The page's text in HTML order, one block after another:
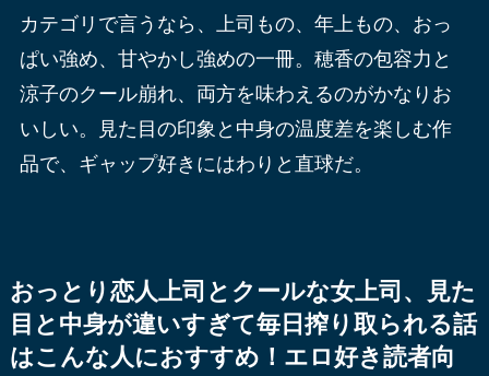
カテゴリで言うなら、上司もの、年上もの、おっ
ぱい強め、甘やかし強めの一冊。穂香の包容力と
涼子のクール崩れ、両方を味わえるのがかなりお
いしい。見た目の印象と中身の温度差を楽しむ作
品で、ギャップ好きにはわりと直球だ。
おっとり恋人上司とクールな女上司、見た
目と中身が違いすぎて毎日搾り取られる話
はこんな人におすすめ！エロ好き読者向